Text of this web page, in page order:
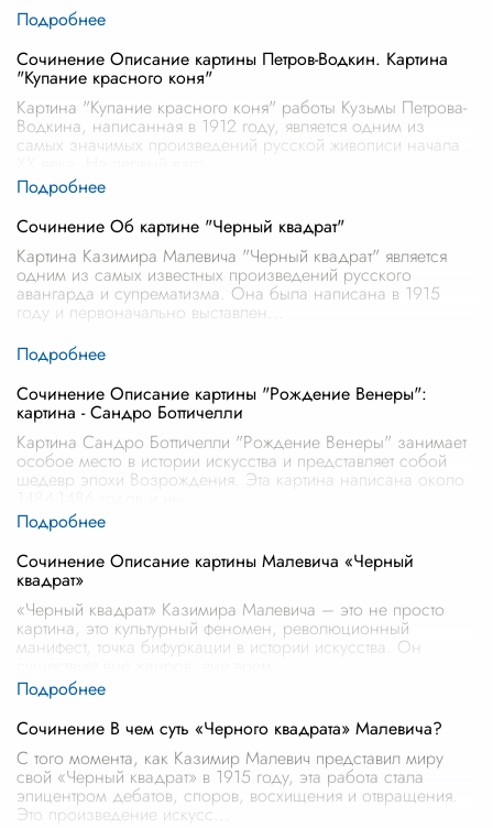
Сочинение Описание картины Петров-Водкин. Картина
"Купание красного коня"
Картина "Купание красного коня" работы Кузьмы Петрова-
Водкина, написанная в 1912 году, является одним из
самых значимых произведений русской живописи начала
Сочинение Об картине "Черный квадрат"
Картина Казимира Малевича "Черный квадрат" является
одним из самых известных произведений русского
авангарда и супрематизма. Она была написана в 1915
году и первоначально выставлен
Сочинение Описание картины "Рождение Венеры":
картина - Сандро Боттичелли
Картина Сандро Боттичелли "Рождение Венеры" занимает
особое место в истории искусства и представляет собой
шедевр эпохи Возрождения. Эта картина написана около
Сочинение Описание картины Малевича «Черный
квадрат»
«Черный квадрат» Казимира Малевича – это не просто
картина, это культурный феномен, революционный
манифест, точка бифуркации в истории искусства. Он
Сочинение В чем суть «Черного квадрата» Малевича?
С того момента, как Казимир Малевич представил миру
свой «Черный квадрат» в 1915 году, эта работа стала
эпицентром дебатов, споров, восхищения и отвращения.
Это произведение искусс